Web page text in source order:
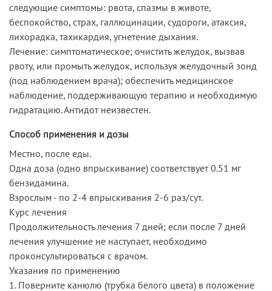
следующие симптомы: рвота, спазмы в животе,
беспокойство, страх, галлюцинации, судороги, атаксия,
лихорадка, тахикардия, угнетение дыхания.
Лечение: симптоматическое; очистить желудок, вызвав
рвоту, или промыть желудок, используя желудочный зонд
(под наблюдением врача); обеспечить медицинское
наблюдение, поддерживающую терапию и необходимую
гидратацию. Антидот неизвестен.
Способ применения и дозы
Местно, после еды.
Одна доза (одно впрыскивание) соответствует 0.51 мг
бензидамина.
Взрослым - по 2-4 впрыскивания 2-6 раз/сут.
Курс лечения
Продолжительность лечения 7 дней; если после 7 дней
лечения улучшение не наступает, необходимо
проконсультироваться с врачом.
Указания по применению
1. Поверните канюлю (трубка белого цвета) в положение